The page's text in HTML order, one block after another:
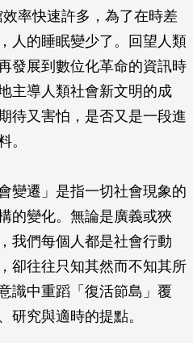
率快速許多，為了在時差
人的睡眠變少了。回望人類
發展到數位化革命的資訊時
主導人類社會新文明的成
待又害怕，是否又是一段進
。
變遷」是指一切社會現象的
的變化。無論是廣義或狹
我們每個人都是社會行動
卻往往只知其然而不知其所
識中重蹈「復活節島」覆
研究與適時的提點。